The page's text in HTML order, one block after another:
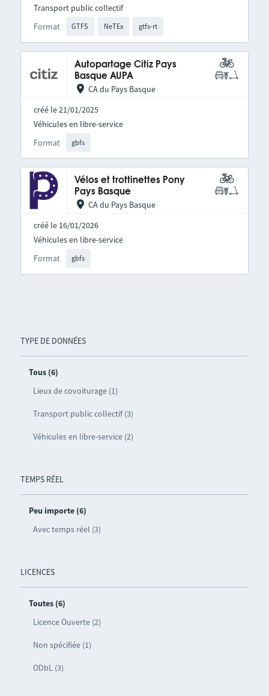
TYPE DE DONNÉES
Tous (6)
Lieux de covoiturage (1)
Transport public collectif (3)
Véhicules en libre-service (2)
TEMPS RÉEL
Peu importe (6)
Avec temps réel (3)
LICENCES
Toutes (6)
Licence Ouverte (2)
Non spécifiée (1)
ODbL (3)
Format GTFS NeTEx gtfs-rt
Transport public collectif
Autopartage Citiz Pays
Basque AUPA
CA du Pays Basque
créé le 21/01/2025
Format gbfs
Véhicules en libre-service
Vélos et trottinettes Pony
Pays Basque
CA du Pays Basque
créé le 16/01/2026
Format gbfs
Véhicules en libre-service